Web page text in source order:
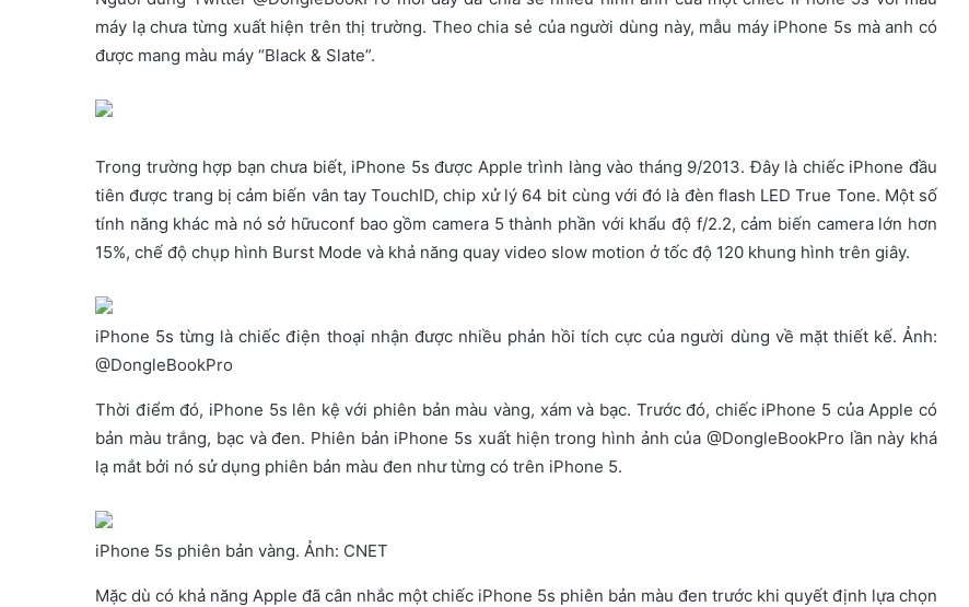
i
l
máy lạ chưa từng xuất hiện trên thị trường. Theo chia sẻ của người dùng này, mẫu máy iPhone 5s mà anh có
được mang màu máy “Black & Slate”.
Trong trường hợp bạn chưa biết, iPhone 5s được Apple trình làng vào tháng 9/2013. Đây là chiếc iPhone đầu
tiên được trang bị cảm biến vân tay TouchID, chip xử lý 64 bit cùng với đó là đèn flash LED True Tone. Một số
tính năng khác mà nó sở hữuconf bao gồm camera 5 thành phần với khẩu độ f/2.2, cảm biến camera lớn hơn
15%, chế độ chụp hình Burst Mode và khả năng quay video slow motion ở tốc độ 120 khung hình trên giây.
iPhone 5s từng là chiếc điện thoại nhận được nhiều phản hồi tích cực của người dùng về mặt thiết kế. Ảnh:
@DongleBookPro
Thời điểm đó, iPhone 5s lên kệ với phiên bản màu vàng, xám và bạc. Trước đó, chiếc iPhone 5 của Apple có
bản màu trắng, bạc và đen. Phiên bản iPhone 5s xuất hiện trong hình ảnh của @DongleBookPro lần này khá
lạ mắt bởi nó sử dụng phiên bản màu đen như từng có trên iPhone 5.
iPhone 5s phiên bản vàng. Ảnh: CNET
Mặc dù có khả năng Apple đã cân nhắc một chiếc iPhone 5s phiên bản màu đen trước khi quyết định lựa chọn